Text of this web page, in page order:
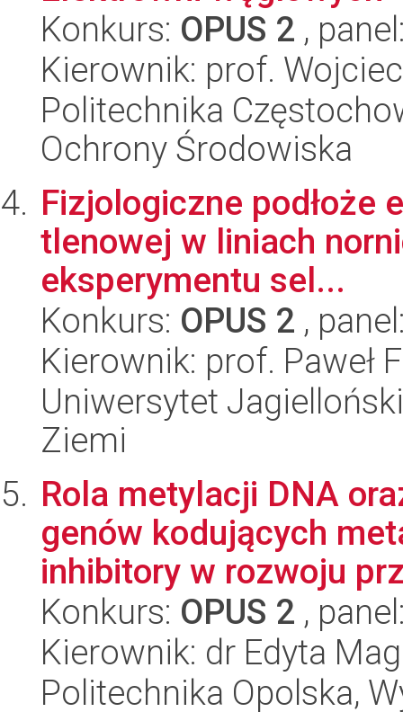
Konkurs: OPUS 2 ,
Kierownik: prof.
Politechnika
Ochrony Środowiska
Fizjologiczne podłoże
tlenowej w liniach
eksperymentu sel...
Konkurs: OPUS 2 ,
Kierownik: prof. Paweł
Uniwersytet
Ziemi
Rola metylacji DNA
genów kodujących
inhibitory w rozwoju
Konkurs: OPUS 2 ,
Kierownik: dr Edyta
Politechnika Opolska,